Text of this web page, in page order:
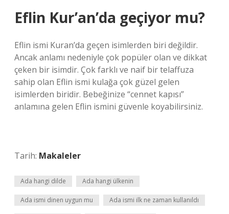
Eflin Kur’an’da geçiyor mu?
Eflin ismi Kuran’da geçen isimlerden biri değildir.
Ancak anlamı nedeniyle çok popüler olan ve dikkat
çeken bir isimdir. Çok farklı ve naif bir telaffuza
sahip olan Eflin ismi kulağa çok güzel gelen
isimlerden biridir. Bebeğinize “cennet kapısı”
anlamına gelen Eflin ismini güvenle koyabilirsiniz.
Tarih: Makaleler
Ada hangi dilde Ada hangi ülkenin
Ada ismi dinen uygun mu Ada ismi ilk ne zaman kullanıldı